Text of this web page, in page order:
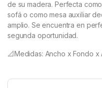
de su madera. Perfecta
sofá o como mesa auxiliar
amplio. Se encuentra en
segunda oportunidad.
📐Medidas: Ancho x Fondo